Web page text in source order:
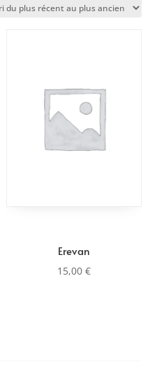
Erevan
15,00 €